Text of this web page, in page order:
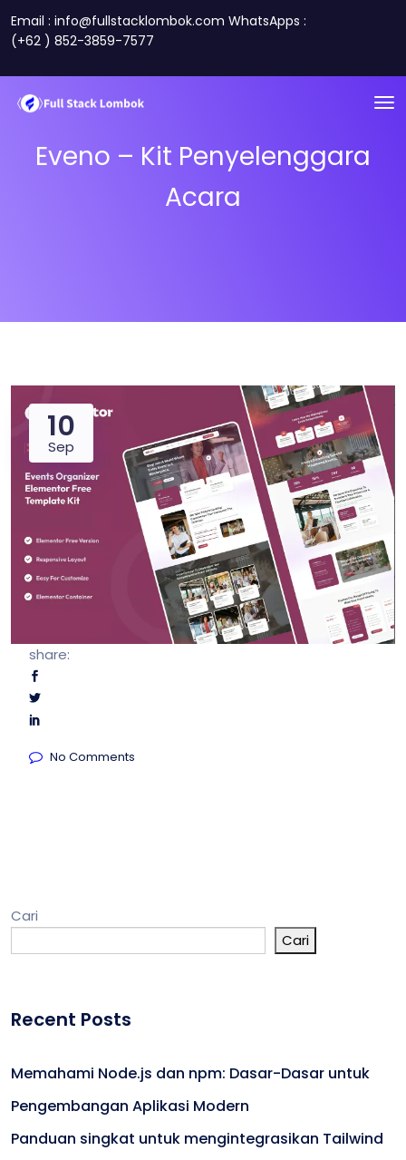
Email : info@fullstacklombok.com WhatsApps :
(+62 ) 852-3859-7577
Eveno – Kit Penyelenggara
Acara
10
Sep
share:
No Comments
Cari
Cari
Recent Posts
Memahami Node.js dan npm: Dasar-Dasar untuk
Pengembangan Aplikasi Modern
Panduan singkat untuk mengintegrasikan Tailwind